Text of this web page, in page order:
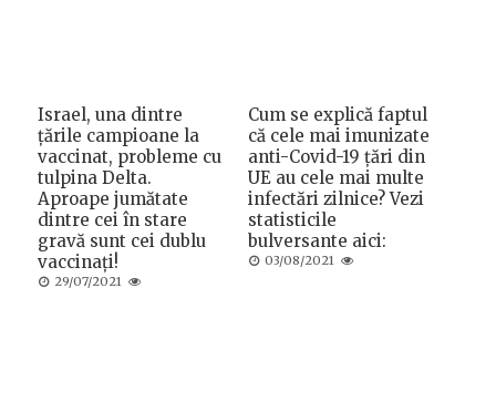
Israel, una dintre
țările campioane la
vaccinat, probleme cu
tulpina Delta.
Aproape jumătate
dintre cei în stare
gravă sunt cei dublu
vaccinați!
Posted
29/07/2021
Cum se explică faptul
că cele mai imunizate
anti-Covid-19 țări din
UE au cele mai multe
infectări zilnice? Vezi
statisticile
bulversante aici:
Posted
03/08/2021